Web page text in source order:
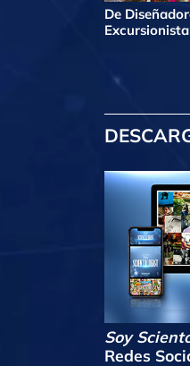
De
Excursionista
Soy
Redes